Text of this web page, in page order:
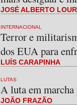
JOSÉ ALBERTO
INTERNACIONAL
Terror e
dos EUA para
LUÍS CARAPINHA
LUTAS
A luta em
JOÃO FRAZÃO